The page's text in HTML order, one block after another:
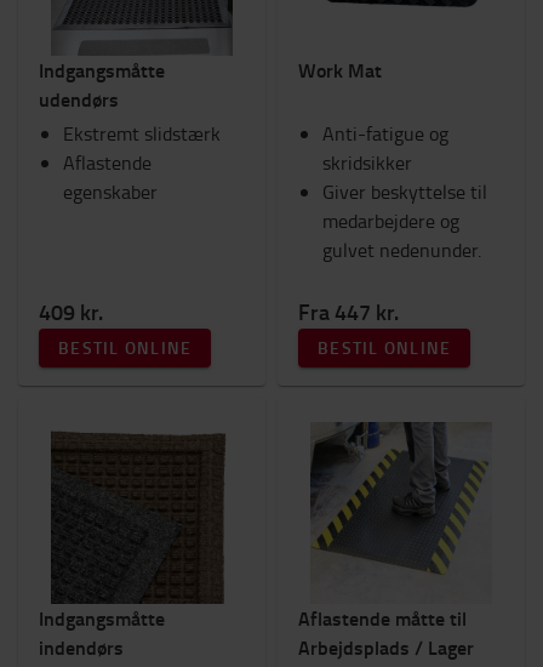
Fanshop
Kabinetilbehør
Sæder
Ram Mounts
Arbejdstøj
Gafler og gaffelforlængere
Tilbehør til gaffeltruck
Kategori
Måtter(5)
Indgangsmåtte
udendørs
Ekstremt slidstærk
Aflastende
egenskaber
409 kr.
BESTIL ONLINE
Work Mat
Anti-fatigue og
skridsikker
Giver beskyttelse til
medarbejdere og
gulvet nedenunder.
Fra 447 kr.
BESTIL ONLINE
Indgangsmåtte
indendørs
Aflastende måtte til
Arbejdsplads / Lager